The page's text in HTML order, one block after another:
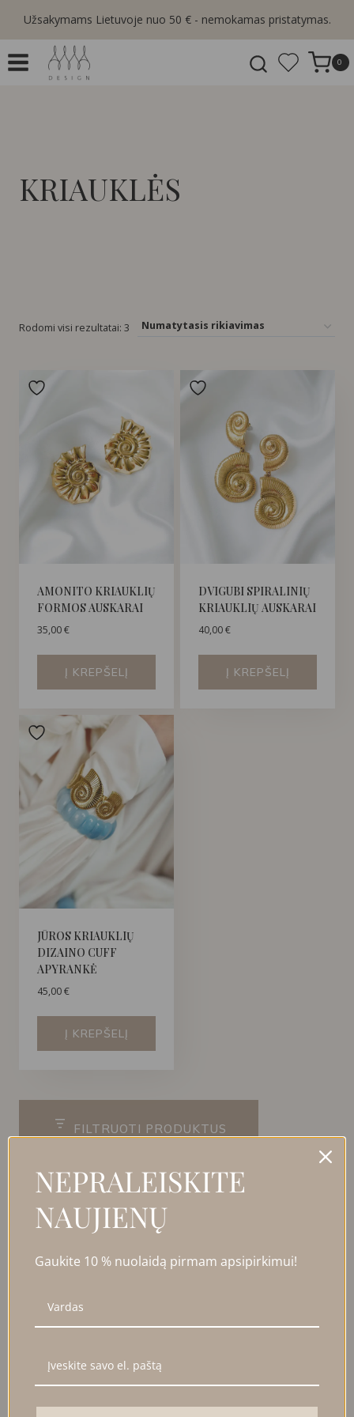
content
Užsakymams Lietuvoje nuo 50 € - nemokamas pristatymas.
0
KRIAUKLĖS
Rodomi visi rezultatai: 3
AMONITO KRIAUKLIŲ
FORMOS AUSKARAI
35,00€
Į KREPŠELĮ
DVIGUBI SPIRALINIŲ
KRIAUKLIŲ AUSKARAI
40,00€
Į KREPŠELĮ
JŪROS KRIAUKLIŲ
DIZAINO CUFF
APYRANKĖ
45,00€
Į KREPŠELĮ
FILTRUOTI PRODUKTUS
UŽDARYTI
FILTRAI
Kaina
Kategorija
NEPRALEISKITE
NAUJIENŲ
Gaukite 10 % nuolaidą pirmam apsipirkimui!